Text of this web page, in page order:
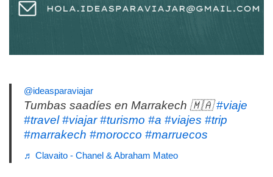
@ideasparaviajar
Tumbas saadíes en Marrakech 🇲🇦#viaje
#travel #viajar #turismo #a #viajes #trip
#marrakech #morocco #marruecos
♬ Clavaito - Chanel & Abraham Mateo